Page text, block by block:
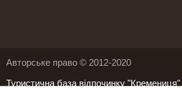
Авторське право © 2012-2020
Туристична база відпочинку "Кремениця"